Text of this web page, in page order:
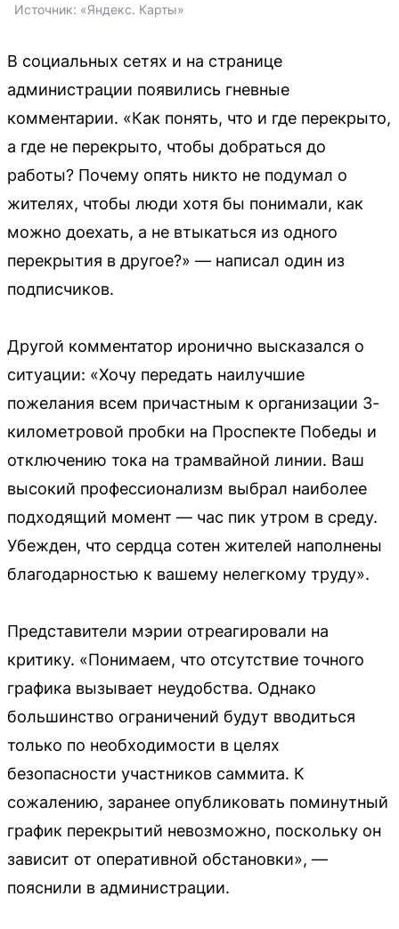
Источник: «Яндекс. Карты»
В социальных сетях и на странице
администрации появились гневные
комментарии. «Как понять, что и где перекрыто,
а где не перекрыто, чтобы добраться до
работы? Почему опять никто не подумал о
жителях, чтобы люди хотя бы понимали, как
можно доехать, а не втыкаться из одного
перекрытия в другое?» — написал один из
подписчиков.
Другой комментатор иронично высказался о
ситуации: «Хочу передать наилучшие
пожелания всем причастным к организации 3-
километровой пробки на Проспекте Победы и
отключению тока на трамвайной линии. Ваш
высокий профессионализм выбрал наиболее
подходящий момент — час пик утром в среду.
Убежден, что сердца сотен жителей наполнены
благодарностью к вашему нелегкому труду».
Представители мэрии отреагировали на
критику. «Понимаем, что отсутствие точного
графика вызывает неудобства. Однако
большинство ограничений будут вводиться
только по необходимости в целях
безопасности участников саммита. К
сожалению, заранее опубликовать поминутный
график перекрытий невозможно, поскольку он
зависит от оперативной обстановки», —
пояснили в администрации.